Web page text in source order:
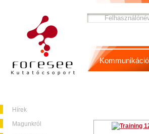
Hírek
Magunkról
Kommunikáció